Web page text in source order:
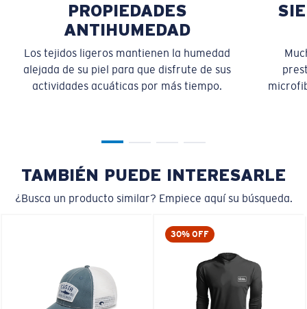
PROPIEDADES
ANTIHUMEDAD
Los tejidos ligeros mantienen la humedad
alejada de su piel para que disfrute de sus
actividades acuáticas por más tiempo.
TAMBIÉN PUEDE INTERESARLE
¿Busca un producto similar? Empiece aquí su búsqueda.
30% OFF